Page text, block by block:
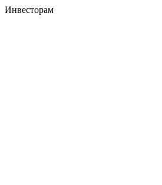
Инвесторам